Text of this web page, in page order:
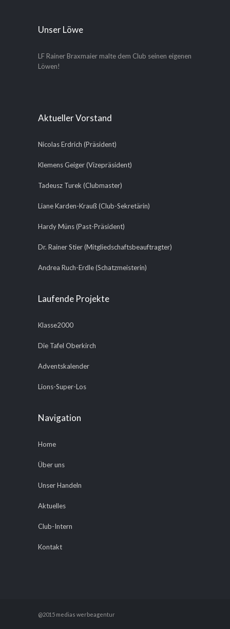
Unser Löwe
LF Rainer Braxmaier malte dem Club seinen eigenen
Löwen!
Aktueller Vorstand
Nicolas Erdrich (Präsident)
Klemens Geiger (Vizepräsident)
Tadeusz Turek (Clubmaster)
Liane Karden-Krauß (Club-Sekretärin)
Hardy Müns (Past-Präsident)
Dr. Rainer Stier (Mitgliedschaftsbeauftragter)
Andrea Ruch-Erdle (Schatzmeisterin)
Laufende Projekte
Klasse2000
Die Tafel Oberkirch
Adventskalender
Lions-Super-Los
Navigation
Home
Über uns
Unser Handeln
Aktuelles
Club-Intern
Kontakt
@2015 medias werbeagentur